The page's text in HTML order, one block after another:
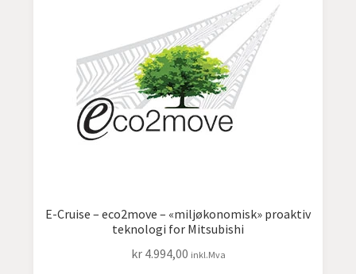
E-Cruise – eco2move – «miljøkonomisk» proaktiv
teknologi for Mitsubishi
kr4.994,00 inkl.Mva